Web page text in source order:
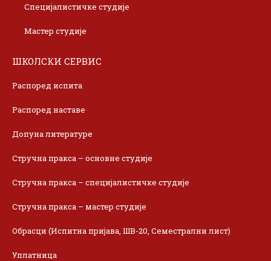
Специјалистичке студије
Мастер студије
ШКОЛСКИ СЕРВИС
Распоред испита
Распоред наставе
Допуна литературе
Стручна пракса – основне студије
Стручна пракса – специјалистичке студије
Стручна пракса – мастер студије
Обрасци (Испитна пријава, ШВ-20, Семестрални лист)
Уплатница